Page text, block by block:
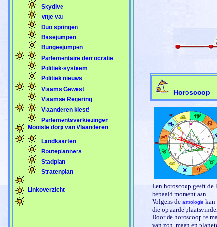
Skydive
Vrije val
Duo springen
Basejumpen
Bungeejumpen
Parlementaire democratie
Politiek-systeem
Politiek nieuws
Vlaams Gewest
Vlaamse Regering
Vlaanderen kiest!
Parlementsverkiezingen
Mooiste dorp van Vlaanderen
Landkaarten
Routeplanners
Stadplan
Stratenplan
Linkoverzicht
Horoscoop
Een horoscoop geeft
bepaald moment aan.
Volgens de astrologie kan
die op aarde
Door de horoscoop te
van zon, maan en